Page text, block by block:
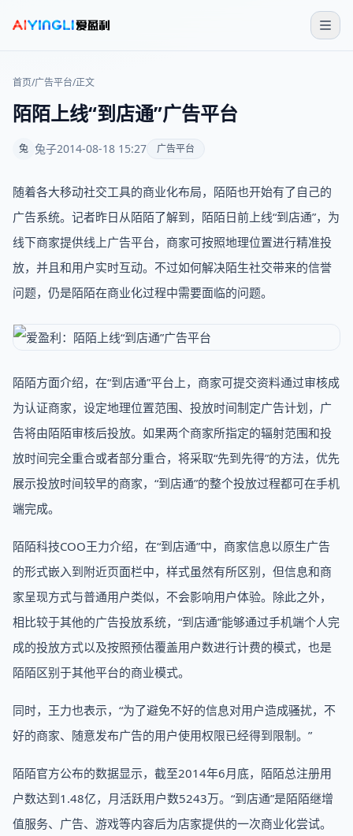
首页/广告平台/正文
陌陌上线“到店通”广告平台
兔 兔子2014-08-18 15:27 广告平台
随着各大移动社交工具的商业化布局，陌陌也开始有了自己的
广告系统。记者昨日从陌陌了解到，陌陌日前上线“到店通”，为
线下商家提供线上广告平台，商家可按照地理位置进行精准投
放，并且和用户实时互动。不过如何解决陌生社交带来的信誉
问题，仍是陌陌在商业化过程中需要面临的问题。
陌陌方面介绍，在“到店通”平台上，商家可提交资料通过审核成
为认证商家，设定地理位置范围、投放时间制定广告计划，广
告将由陌陌审核后投放。如果两个商家所指定的辐射范围和投
放时间完全重合或者部分重合，将采取“先到先得”的方法，优先
展示投放时间较早的商家，“到店通”的整个投放过程都可在手机
端完成。
陌陌科技COO王力介绍，在“到店通”中，商家信息以原生广告
的形式嵌入到附近页面栏中，样式虽然有所区别，但信息和商
家呈现方式与普通用户类似，不会影响用户体验。除此之外，
相比较于其他的广告投放系统，“到店通”能够通过手机端个人完
成的投放方式以及按照预估覆盖用户数进行计费的模式，也是
陌陌区别于其他平台的商业模式。
同时，王力也表示，“为了避免不好的信息对用户造成骚扰，不
好的商家、随意发布广告的用户使用权限已经得到限制。”
陌陌官方公布的数据显示，截至2014年6月底，陌陌总注册用
户数达到1.48亿，月活跃用户数5243万。“到店通”是陌陌继增
值服务、广告、游戏等内容后为店家提供的一次商业化尝试。